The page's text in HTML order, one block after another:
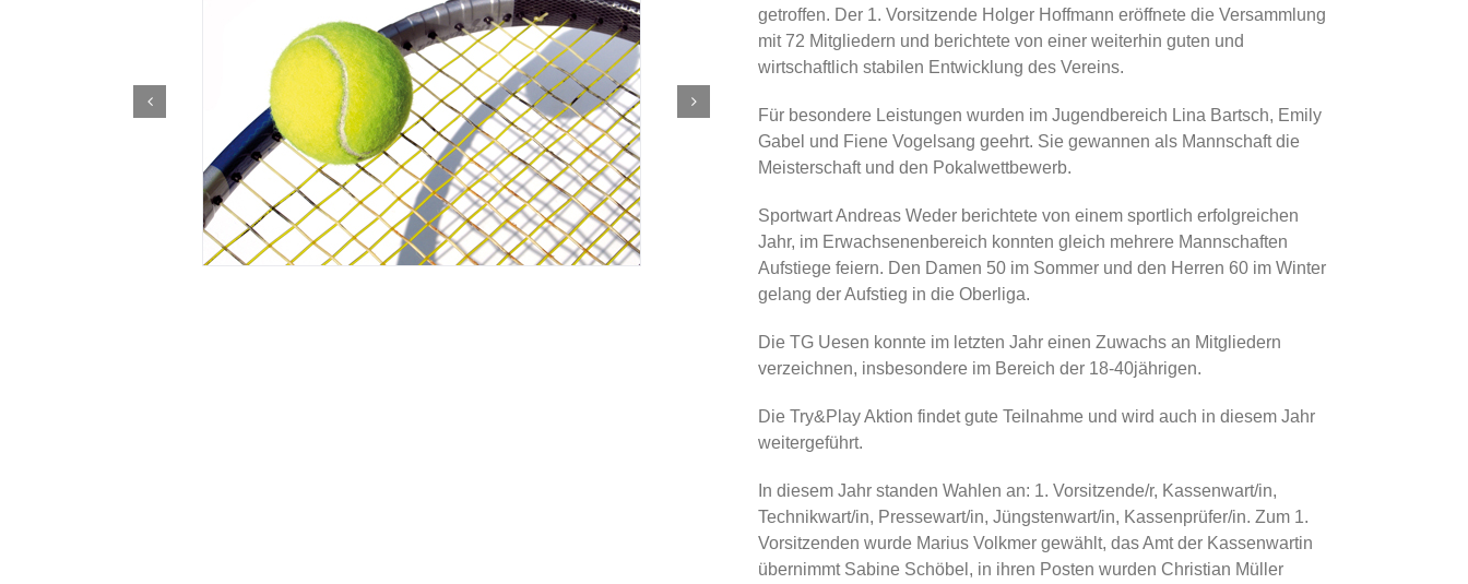
getroffen. Der 1. Vorsitzende Holger Hoffmann eröffnete die Versammlung
mit 72 Mitgliedern und berichtete von einer weiterhin guten und
wirtschaftlich stabilen Entwicklung des Vereins.
Für besondere Leistungen wurden im Jugendbereich Lina Bartsch, Emily
Gabel und Fiene Vogelsang geehrt. Sie gewannen als Mannschaft die
Meisterschaft und den Pokalwettbewerb.
Sportwart Andreas Weder berichtete von einem sportlich erfolgreichen
Jahr, im Erwachsenenbereich konnten gleich mehrere Mannschaften
Aufstiege feiern. Den Damen 50 im Sommer und den Herren 60 im Winter
gelang der Aufstieg in die Oberliga.
Die TG Uesen konnte im letzten Jahr einen Zuwachs an Mitgliedern
verzeichnen, insbesondere im Bereich der 18-40jährigen.
Die Try&Play Aktion findet gute Teilnahme und wird auch in diesem Jahr
weitergeführt.
In diesem Jahr standen Wahlen an: 1. Vorsitzende/r, Kassenwart/in,
Technikwart/in, Pressewart/in, Jüngstenwart/in, Kassenprüfer/in. Zum 1.
Vorsitzenden wurde Marius Volkmer gewählt, das Amt der Kassenwartin
übernimmt Sabine Schöbel, in ihren Posten wurden Christian Müller